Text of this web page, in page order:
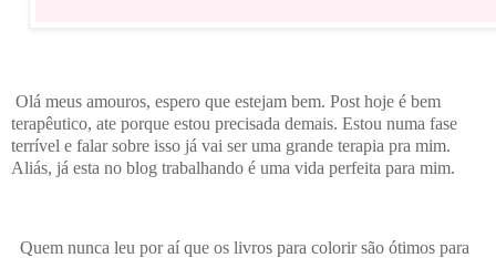
Olá meus amouros, espero que estejam bem. Post hoje é bem
terapêutico, ate porque estou precisada demais. Estou numa fase
terrível e falar sobre isso já vai ser uma grande terapia pra mim.
Aliás, já esta no blog trabalhando é uma vida perfeita para mim.
Quem nunca leu por aí que os livros para colorir são ótimos para